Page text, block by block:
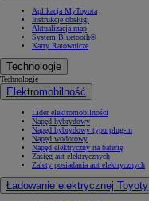
Aplikacja MyToyota
Instrukcje obsługi
Aktualizacja map
System Bluetooth®
Karty Ratownicze
Technologie
Technologie
Elektromobilność
Lider elektromobilności
Napęd hybrydowy
Napęd hybrydowy typu plug-in
Napęd wodorowy
Napęd elektryczny na baterię
Zasięg aut elektrycznych
Zalety posiadania aut elektrycznych
Ładowanie elektrycznej Toyoty